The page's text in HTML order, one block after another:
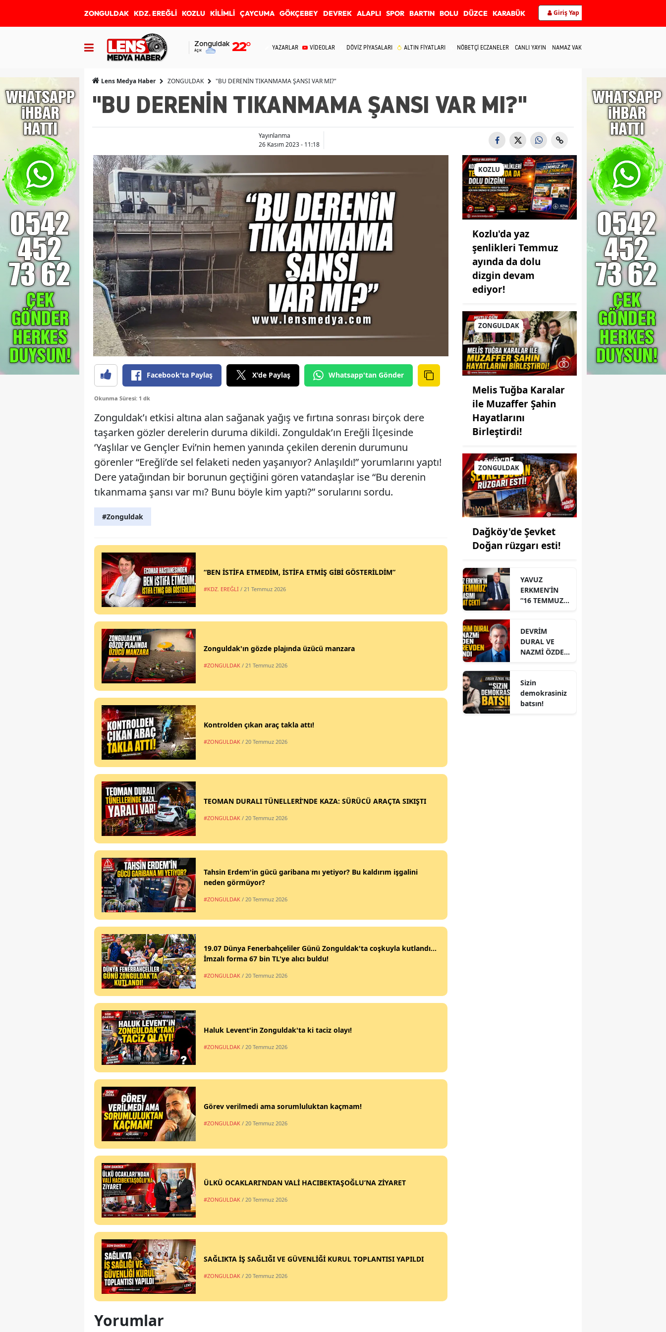
ZONGULDAK KDZ. EREĞLİ KOZLU KİLİMLİ ÇAYCUMA GÖKÇEBEY DEVREK ALAPLI SPOR BARTIN BOLU DÜZCE KARABÜK Giriş Yap
Zonguldak
Açık 22° YAZARLAR VİDEOLAR DÖVİZ PİYASALARI ALTIN FİYATLARI NÖBETÇİ ECZANELER CANLI YAYIN NAMAZ VAKİTLERİ
Lens Medya Haber ZONGULDAK "BU DERENİN TIKANMAMA ŞANSI VAR MI?"
"BU DERENİN TIKANMAMA ŞANSI VAR MI?"
Yayınlanma
26 Kasım 2023 - 11:18
Facebook'ta Paylaş X'de Paylaş Whatsapp'tan Gönder
Okunma Süresi: 1 dk
Zonguldak’ı etkisi altına alan sağanak yağış ve fırtına sonrası birçok dere
taşarken gözler derelerin duruma dikildi. Zonguldak’ın Ereğli İlçesinde
‘Yaşlılar ve Gençler Evi’nin hemen yanında çekilen derenin durumunu
görenler “Ereğli’de sel felaketi neden yaşanıyor? Anlaşıldı!” yorumlarını yaptı!
Dere yatağından bir borunun geçtiğini gören vatandaşlar ise “Bu derenin
tıkanmama şansı var mı? Bunu böyle kim yaptı?” sorularını sordu.
#Zonguldak
“BEN İSTİFA ETMEDİM, İSTİFA ETMİŞ GİBİ GÖSTERİLDİM”
#KDZ. EREĞLİ / 21 Temmuz 2026
Zonguldak'ın gözde plajında üzücü manzara
#ZONGULDAK / 21 Temmuz 2026
Kontrolden çıkan araç takla attı!
#ZONGULDAK / 20 Temmuz 2026
TEOMAN DURALI TÜNELLERİ’NDE KAZA: SÜRÜCÜ ARAÇTA SIKIŞTI
#ZONGULDAK / 20 Temmuz 2026
Tahsin Erdem'in gücü garibana mı yetiyor? Bu kaldırım işgalini
neden görmüyor?
#ZONGULDAK / 20 Temmuz 2026
19.07 Dünya Fenerbahçeliler Günü Zonguldak'ta coşkuyla kutlandı...
İmzalı forma 67 bin TL'ye alıcı buldu!
#ZONGULDAK / 20 Temmuz 2026
Haluk Levent'in Zonguldak'ta ki taciz olayı!
#ZONGULDAK / 20 Temmuz 2026
Görev verilmedi ama sorumluluktan kaçmam!
#ZONGULDAK / 20 Temmuz 2026
ÜLKÜ OCAKLARI’NDAN VALİ HACIBEKTAŞOĞLU’NA ZİYARET
#ZONGULDAK / 20 Temmuz 2026
SAĞLIKTA İŞ SAĞLIĞI VE GÜVENLİĞİ KURUL TOPLANTISI YAPILDI
#ZONGULDAK / 20 Temmuz 2026
Yorumlar
KOZLU
Kozlu'da yaz
şenlikleri Temmuz
ayında da dolu
dizgin devam
ediyor!
ZONGULDAK
Melis Tuğba Karalar
ile Muzaffer Şahin
Hayatlarını
Birleştirdi!
ZONGULDAK
Dağköy'de Şevket
Doğan rüzgarı esti!
YAVUZ
ERKMEN’İN
“16 TEMMUZ”
DEVRİM
DURAL VE
NAZMİ ÖZDEN
Sizin
demokrasiniz
batsın!